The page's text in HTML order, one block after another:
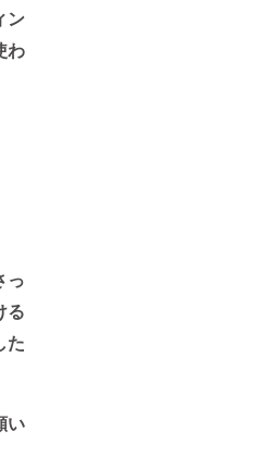
ン
わ
っ
る
た
い